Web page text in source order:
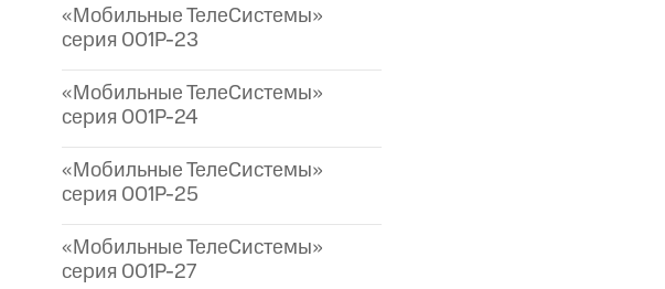
«Мобильные ТелеСистемы»
серия 001P-23
«Мобильные ТелеСистемы»
серия 001P-24
«Мобильные ТелеСистемы»
серия 001P-25
«Мобильные ТелеСистемы»
серия 001P-27